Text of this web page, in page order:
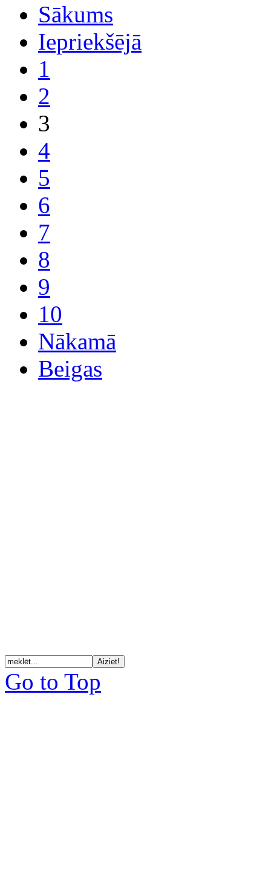
Sākums
Iepriekšējā
1
2
3
4
5
6
7
8
9
10
Nākamā
Beigas
Go to Top